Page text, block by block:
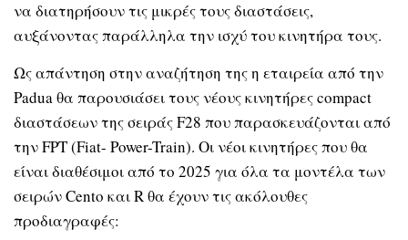
να διατηρήσουν τις μικρές τους διαστάσεις,
αυξάνοντας παράλληλα την ισχύ του κινητήρα τους.
Ως απάντηση στην αναζήτηση της η εταιρεία από την
Padua θα παρουσιάσει τους νέους κινητήρες compact
διαστάσεων της σειράς F28 που παρασκευάζονται από
την FPT (Fiat- Power-Train). Οι νέοι κινητήρες που θα
είναι διαθέσιμοι από το 2025 για όλα τα μοντέλα των
σειρών Cento και R θα έχουν τις ακόλουθες
προδιαγραφές: